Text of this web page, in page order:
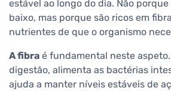
estável ao longo do dia. Não
baixo, mas porque são ricos em
nutrientes de que o organismo
A fibra é fundamental neste
digestão, alimenta as bactérias
ajuda a manter níveis estáveis de